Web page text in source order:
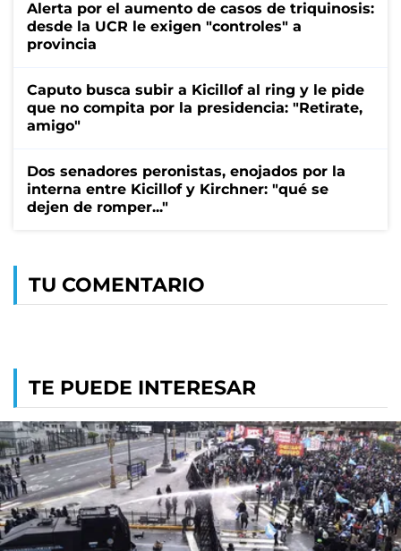
Alerta por el aumento de casos de triquinosis:
desde la UCR le exigen "controles" a
provincia
Caputo busca subir a Kicillof al ring y le pide
que no compita por la presidencia: "Retirate,
amigo"
Dos senadores peronistas, enojados por la
interna entre Kicillof y Kirchner: "qué se
dejen de romper..."
TU COMENTARIO
TE PUEDE INTERESAR